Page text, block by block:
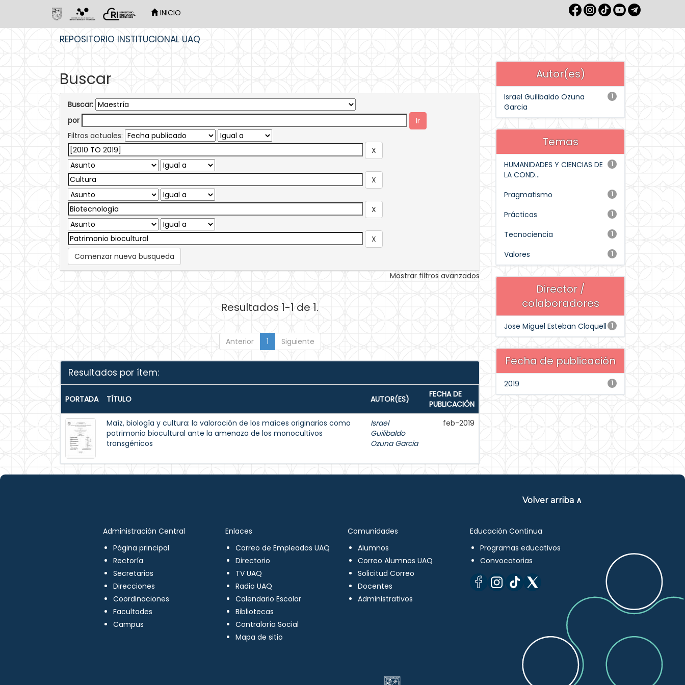
INICIO
REPOSITORIO INSTITUCIONAL UAQ
Buscar
Buscar:
por
Filtros actuales:
Comenzar nueva busqueda
Mostrar filtros avanzados
Resultados 1-1 de 1.
Anterior 1 Siguiente
Resultados por ítem:
PORTADA TÍTULO AUTOR(ES)
FECHA DE
PUBLICACIÓN
Maíz, biología y cultura: la valoración de los maíces originarios como
patrimonio biocultural ante la amenaza de los monocultivos
transgénicos
Israel
Guilibaldo
Ozuna Garcia
feb-2019
Autor(es)
1
Israel Guilibaldo Ozuna
Garcia
Temas
1
HUMANIDADES Y CIENCIAS DE
LA COND...
1
Pragmatismo
1
Prácticas
1
Tecnociencia
1
Valores
Director /
colaboradores
1
Jose Miguel Esteban Cloquell
Fecha de publicación
1
2019
Volver arriba ∧
Administración Central
Página principal
Rectoría
Secretarios
Direcciones
Coordinaciones
Facultades
Campus
Enlaces
Correo de Empleados UAQ
Directorio
TV UAQ
Radio UAQ
Calendario Escolar
Bibliotecas
Contraloría Social
Mapa de sitio
Comunidades
Alumnos
Correo Alumnos UAQ
Solicitud Correo
Docentes
Administrativos
Educación Continua
Programas educativos
Convocatorias